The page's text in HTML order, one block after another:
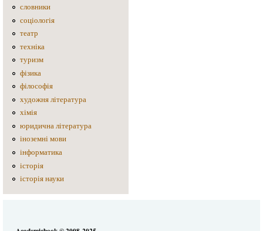
словники
соціологія
театр
техніка
туризм
фізика
філософія
художня література
хімія
юридична література
іноземні мови
інформатика
історія
історія науки